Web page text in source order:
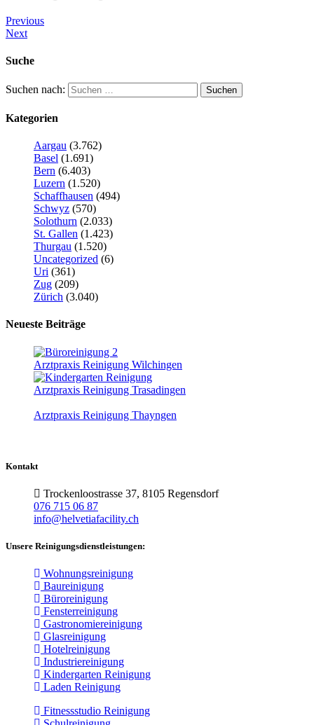
Previous
Next
Suche
Suchen nach:
Kategorien
Aargau (3.762)
Basel (1.691)
Bern (6.403)
Luzern (1.520)
Schaffhausen (494)
Schwyz (570)
Solothurn (2.033)
St. Gallen (1.423)
Thurgau (1.520)
Uncategorized (6)
Uri (361)
Zug (209)
Zürich (3.040)
Neueste Beiträge
Arztpraxis Reinigung Wilchingen
Arztpraxis Reinigung Trasadingen
Arztpraxis Reinigung Thayngen
Kontakt
Trockenloostrasse 37, 8105 Regensdorf
076 715 06 87
info@helvetiafacility.ch
Unsere Reinigungsdienstleistungen:
Wohnungsreinigung
Baureinigung
Büroreinigung
Fensterreinigung
Gastronomiereinigung
Glasreinigung
Hotelreinigung
Industriereinigung
Kindergarten Reinigung
Laden Reinigung
Fitnessstudio Reinigung